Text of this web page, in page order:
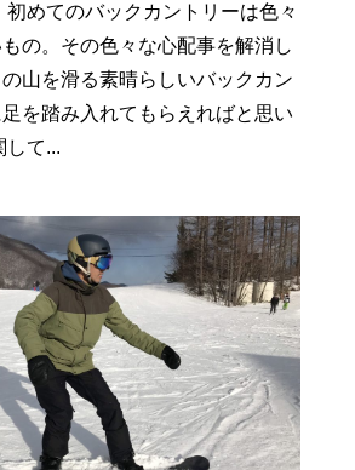
初めてのバックカントリーは色々
の。その色々な心配事を解消し
山を滑る素晴らしいバックカン
足を踏み入れてもらえればと思い
して...